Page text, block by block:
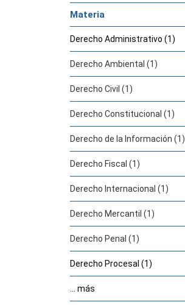
Materia
Derecho Administrativo (1)
Derecho Ambiental (1)
Derecho Civil (1)
Derecho Constitucional (1)
Derecho de la Información (1)
Derecho Fiscal (1)
Derecho Internacional (1)
Derecho Mercantil (1)
Derecho Penal (1)
Derecho Procesal (1)
... más